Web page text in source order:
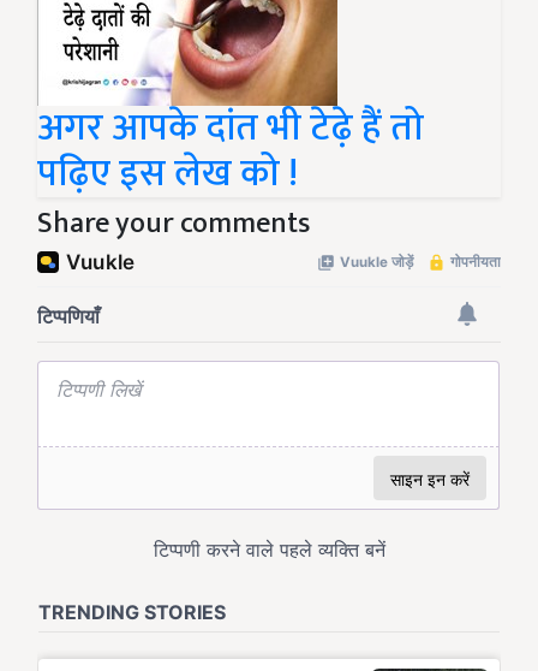
अगर आपके दांत भी टेढ़े हैं तो
पढ़िए इस लेख को !
Share your comments